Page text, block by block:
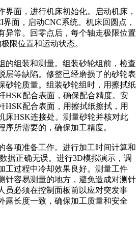
面，进行机床初始化。启动机床，
面，启动CNC系统。机床回圆点，
异常。回零点后，每个轴走极限位置
限位置和运动状态。
组装和测量。组装砂轮组前，检查
层等缺陷。修整已经磨损了的砂轮表
砂轮质量。组装砂轮组时，用擦拭纸
HSK配合表面，确保配合精度。安
HSK配合表面，用擦拭纸擦拭，用
床HSK连接处。测量砂轮并核对此
序所需要的，确保加工精度。
项准备工作。进行加工时间计算和
据正确无误。进行3D模拟演示，调
工过程中冷却效果良好。测量工件
针容易测量的地方，避免造成对测针
员必须在控制面板前以应对突发事
露长度一致，确保加工质量和安全